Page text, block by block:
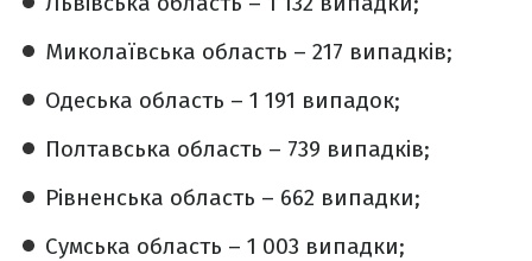
Миколаївська область – 217 випадків;
Одеська область – 1 191 випадок;
Полтавська область – 739 випадків;
Рівненська область – 662 випадки;
Сумська область – 1 003 випадки;